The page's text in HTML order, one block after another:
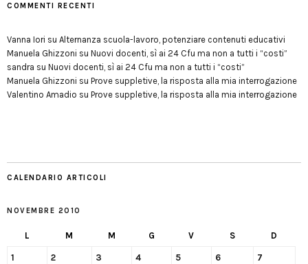
COMMENTI RECENTI
Vanna Iori su Alternanza scuola-lavoro, potenziare contenuti educativi
Manuela Ghizzoni su Nuovi docenti, sì ai 24 Cfu ma non a tutti i “costi”
sandra su Nuovi docenti, sì ai 24 Cfu ma non a tutti i “costi”
Manuela Ghizzoni su Prove suppletive, la risposta alla mia interrogazione
Valentino Amadio su Prove suppletive, la risposta alla mia interrogazione
CALENDARIO ARTICOLI
NOVEMBRE 2010
L M M G V S D
1 2 3 4 5 6 7